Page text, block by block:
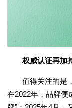
权威认证再加
值得关注的是
在2022年，品牌便